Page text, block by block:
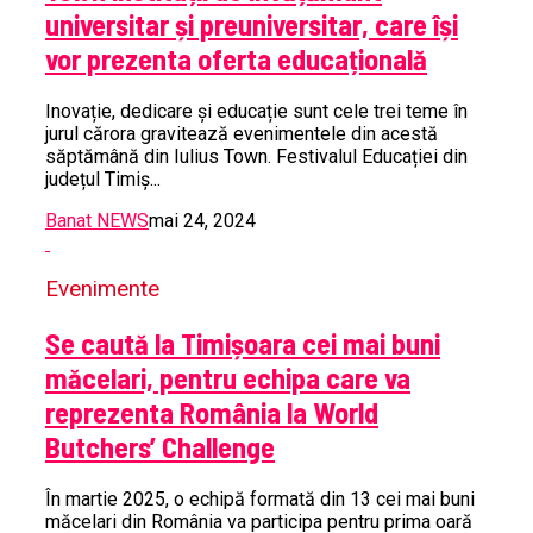
universitar și preuniversitar, care își
vor prezenta oferta educațională
Inovație, dedicare și educație sunt cele trei teme în
jurul cărora gravitează evenimentele din acestă
săptămână din Iulius Town. Festivalul Educației din
județul Timiș...
Banat NEWSmai 24, 2024
Evenimente
Se caută la Timișoara cei mai buni
măcelari, pentru echipa care va
reprezenta România la World
Butchers’ Challenge
În martie 2025, o echipă formată din 13 cei mai buni
măcelari din România va participa pentru prima oară